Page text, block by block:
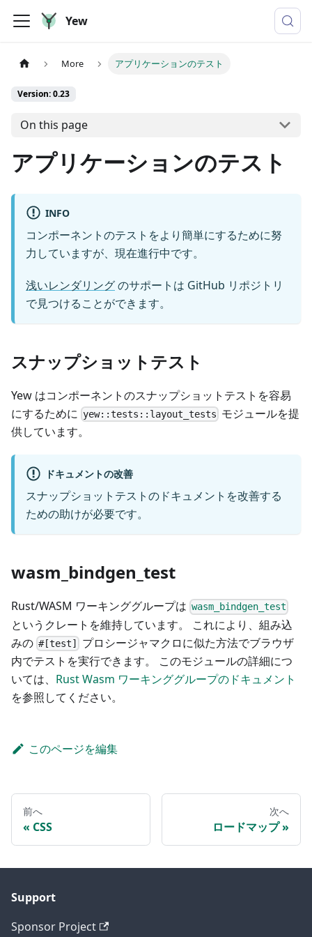
Yew
More アプリケーションのテスト
Version: 0.23
On this page
アプリケーションのテスト
INFO
コンポーネントのテストをより簡単にするために努
力していますが、現在進行中です。
浅いレンダリングのサポートは GitHub リポジトリ
で見つけることができます。
スナップショットテスト
Yew はコンポーネントのスナップショットテストを容易
にするために yew::tests::layout_tests モジュールを提
供しています。
ドキュメントの改善
スナップショットテストのドキュメントを改善する
ための助けが必要です。
wasm_bindgen_test
Rust/WASM ワーキンググループは wasm_bindgen_test
というクレートを維持しています。 これにより、組み込
みの #[test]
プロシージャマクロに似た方法でブラウザ
内でテストを実行できます。 このモジュールの詳細につ
いては、 Rust Wasm ワーキンググループのドキュメント
を参照してください。
このページを編集
前へ
CSS
次へ
ロードマップ
Support
Sponsor Project